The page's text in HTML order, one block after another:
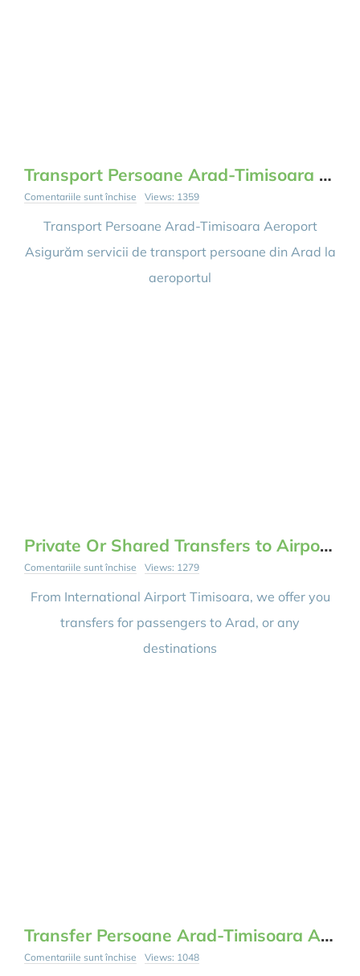
Transport Persoane Arad-Timisoara Aeroport
Comentariile sunt închisepentru
Transport
Persoane
Arad-
Aeroport
Views: 1359
Transport Persoane Arad-Timisoara Aeroport
Asigurăm servicii de transport persoane din Arad la
aeroportul
Private Or Shared Transfers to Airport Timisoara and Budapest
Comentariile sunt închisepentru
Or
Shared
to
Timisoara
Views: 1279
From International Airport Timisoara, we offer you
transfers for passengers to Arad, or any
destinations
Transfer Persoane Arad-Timisoara Aeroport
Comentariile sunt închisepentru
Views: 1048